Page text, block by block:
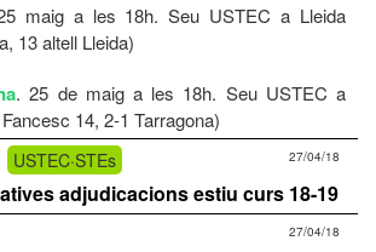
maig a les 18h. Seu USTEC a Lleida
13 altell Lleida)
. 25 de maig a les 18h. Seu USTEC a
14, 2-1 Tarragona)
USTEC·STEs 27/04/18
adjudicacions estiu curs 18-19
27/04/18